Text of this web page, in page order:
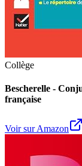
Collège
Bescherelle -
française
Voir sur Amazon